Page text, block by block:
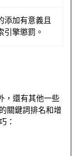
添加有意義且
引擎懲罰。
，還有其他一些
關鍵詞排名和增
：